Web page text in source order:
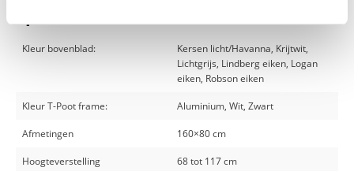
Kleur bovenblad:
Kersen licht/Havanna, Krijtwit,
Lichtgrijs, Lindberg eiken, Logan
eiken, Robson eiken
Kleur T-Poot frame: Aluminium, Wit, Zwart
Afmetingen 160×80 cm
Hoogteverstelling 68 tot 117 cm